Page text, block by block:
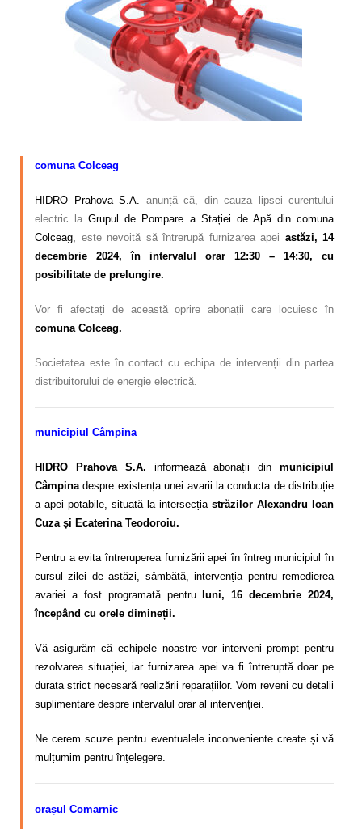
Calitatea apei
Comunicare
comuna Colceag
HIDRO Prahova S.A.
anunță că, din cauza lipsei curentului
electric laGrupul de Pompare a Stației de Apă din comuna
Colceag,
este nevoită să întrerupă furnizarea apei astăzi, 14
decembrie 2024, în intervalul orar 12:30 – 14:30, cu
posibilitate de prelungire.
Vor fi afectați de această oprire abonații care locuiesc în
comuna Colceag.
Societatea este în contact cu echipa de intervenții din partea
distribuitorului de energie electrică.
municipiul Câmpina
HIDRO Prahova S.A. informează abonații dinmunicipiul
Câmpinadespre existența unei avarii la conducta de distribuție
a apei potabile, situată la intersecția străzilor Alexandru Ioan
Cuza și Ecaterina Teodoroiu.
Pentru a evita întreruperea furnizării apei în întreg municipiul în
cursul zilei de astăzi, sâmbătă, intervenția pentru remedierea
avariei a fost programată pentru
luni, 16 decembrie 2024,
începând cu orele dimineții.
Vă asigurăm că echipele noastre vor interveni prompt pentru
rezolvarea situației, iar furnizarea apei va fi întreruptă doar pe
durata strict necesară realizării reparațiilor. Vom reveni cu detalii
suplimentare despre intervalul orar al intervenției.
Ne cerem scuze pentru eventualele inconveniente create și vă
mulțumim pentru înțelegere.
orașul Comarnic